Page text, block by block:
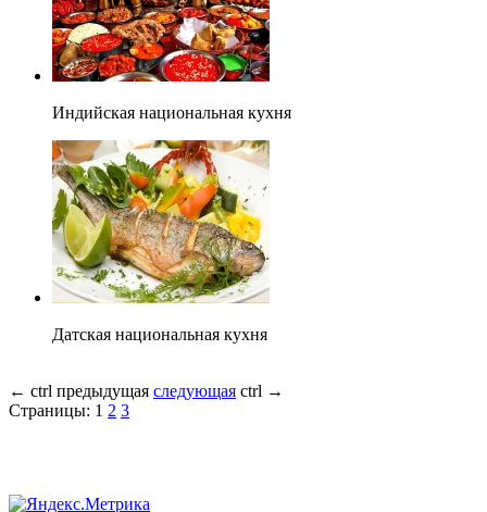
Индийская национальная кухня
Датская национальная кухня
← ctrl предыдущая следующая ctrl →
Страницы: 1 2 3